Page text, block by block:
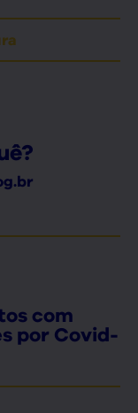
com
por Covid-